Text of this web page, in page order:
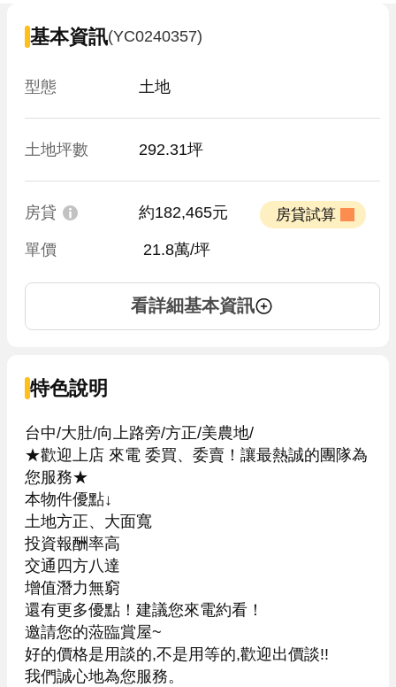
基本資訊(YC0240357)
型態 土地
土地坪數 292.31坪
房貸 約182,465元
單價 21.8萬/坪
看詳細基本資訊
特色說明
台中/大肚/向上路旁/方正/美農地/
★歡迎上店 來電 委買、委賣！讓最熱誠的團隊為
您服務★
本物件優點↓
土地方正、大面寬
投資報酬率高
交通四方八達
增值潛力無窮
還有更多優點！建議您來電約看！
邀請您的蒞臨賞屋~
好的價格是用談的,不是用等的,歡迎出價談!!
我們誠心地為您服務。